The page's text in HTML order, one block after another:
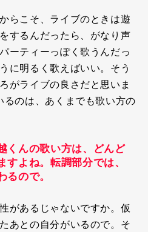
らこそ、ライブのときは遊
するんだったら、がなり声
ーティーっぽく歌うんだっ
に明るく歌えばいい。そう
がライブの良さだと思いま
るのは、あくまでも歌い方の
くんの歌い方は、どんど
すよね。転調部分では、
るので。
があるじゃないですか。仮
あとの自分がいるので。そ